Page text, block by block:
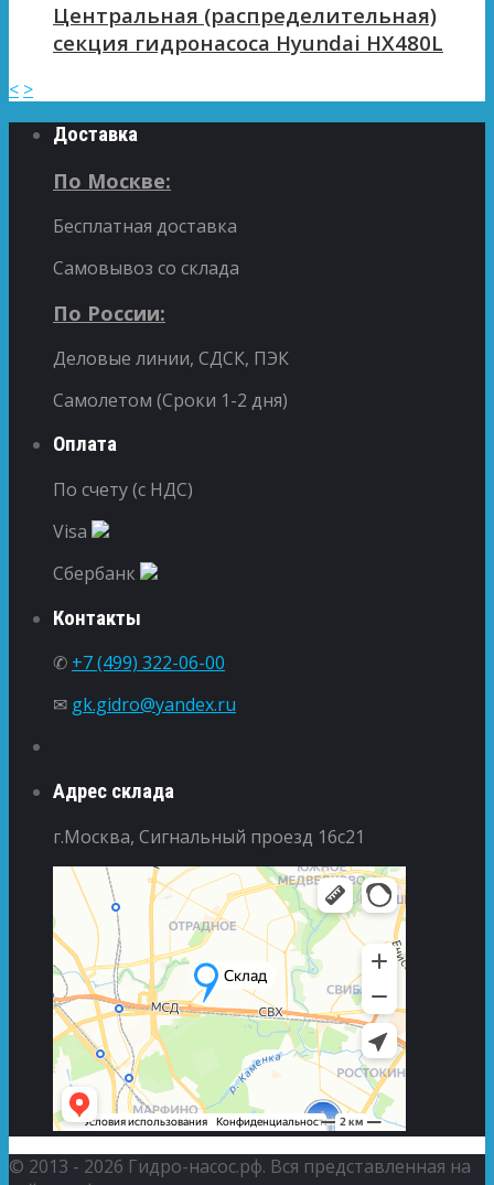
Центральная (распределительная)
секция гидронасоса Hyundai HX480L
< >
Доставка
По Москве:
Бесплатная доставка
Самовывоз со склада
По России:
Деловые линии, СДСК, ПЭК
Самолетом (Сроки 1-2 дня)
Оплата
По счету (с НДС)
Visa
Сбербанк
Контакты
✆ +7 (499) 322-06-00
✉ gk.gidro@yandex.ru
Адрес склада
г.Москва, Сигнальный проезд 16с21
© 2013 - 2026 Гидро-насос.рф. Вся представленная на